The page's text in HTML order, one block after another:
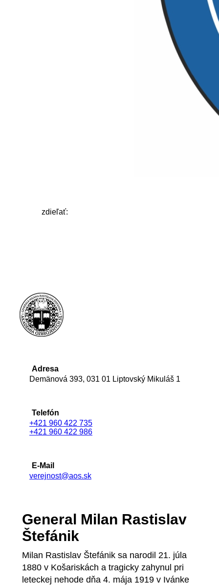
zdieľať:
Adresa
Demänová 393, 031 01 Liptovský Mikuláš 1
Telefón
+421 960 422 735
+421 960 422 986
E-Mail
verejnost@aos.sk
General Milan Rastislav
Štefánik
Milan Rastislav Štefánik sa narodil 21. júla
1880 v Košariskách a tragicky zahynul pri
leteckej nehode dňa 4. mája 1919 v Ivánke